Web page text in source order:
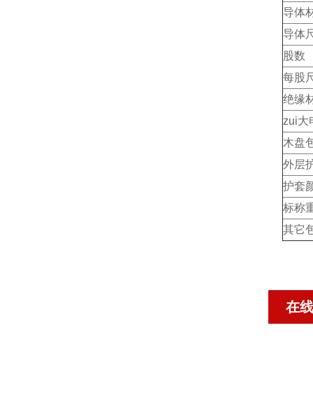
导体
导体
股数
每股
绝缘
zui大
木盘
外层
护套
标称
其它
在